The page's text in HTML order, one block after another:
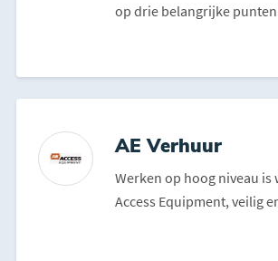
op drie belangrijke
AE Verhuur
Werken op hoog niveau is
Access Equipment, veilig